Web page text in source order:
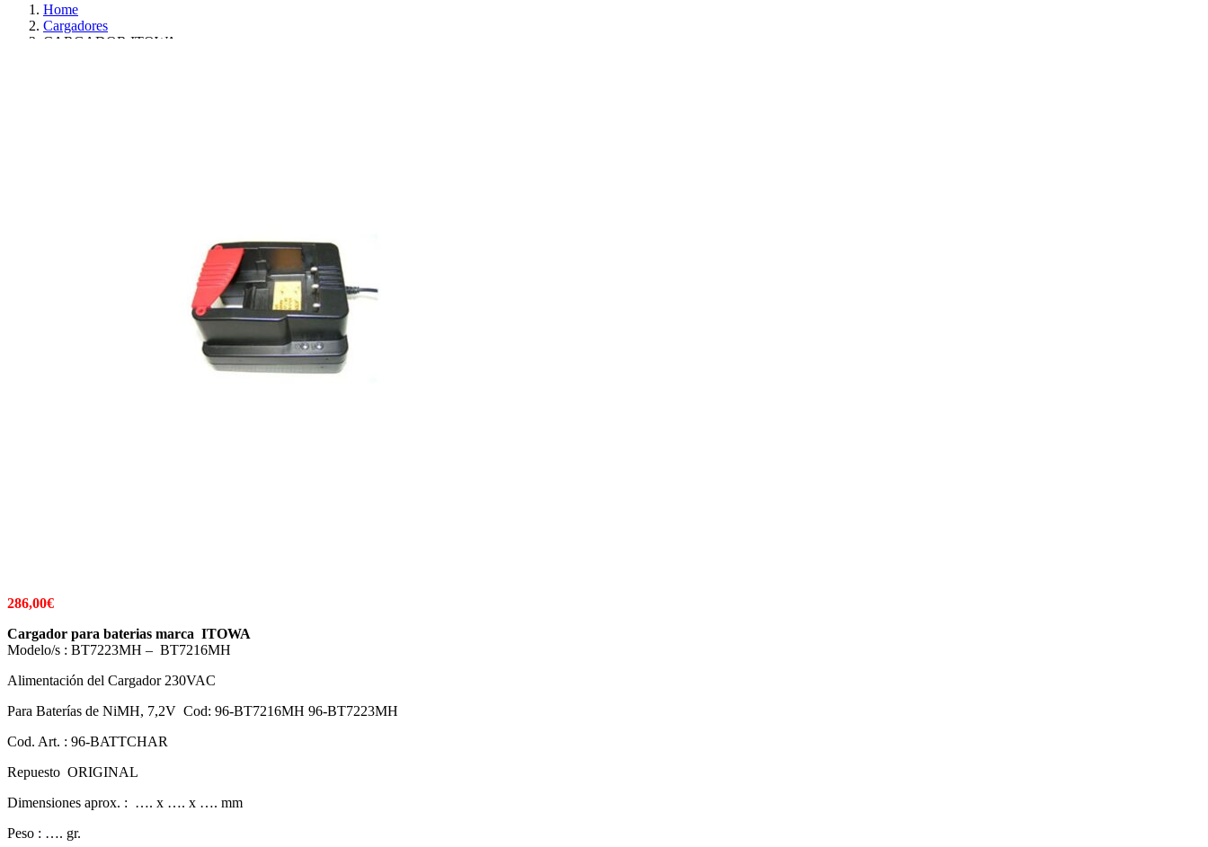
Home
Cargadores
CARGADOR ITOWA
286,00€
Cargador para baterias marca ITOWA
Modelo/s : BT7223MH – BT7216MH
Alimentación del Cargador 230VAC
Para Baterías de NiMH, 7,2V Cod: 96-BT7216MH 96-BT7223MH
Cod. Art. : 96-BATTCHAR
Repuesto ORIGINAL
Dimensiones aprox. : …. x …. x …. mm
Peso : …. gr.